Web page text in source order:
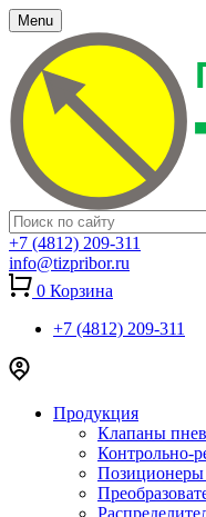
Menu
+7 (4812) 209-311
info@tizpribor.ru
0 Корзина
+7 (4812) 209-311
Продукция
Клапаны
Контрольно-
Позиционеры